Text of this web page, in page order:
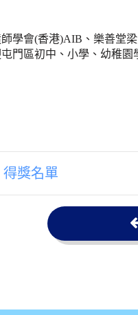
學會(香港)AIB、樂善堂
門區初中、小學、幼稚園
獎名單